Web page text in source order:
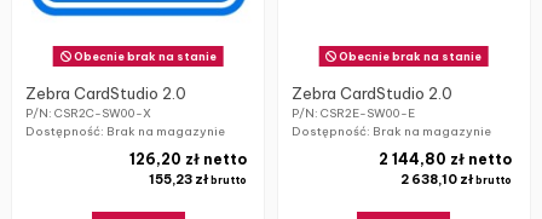
Obecnie brak na stanie
Zebra CardStudio 2.0
P/N: CSR2C-SW00-X
Dostępność: Brak na magazynie
155,23 zł brutto
126,20 zł netto
Obecnie brak na stanie
Zebra CardStudio 2.0
P/N: CSR2E-SW00-E
Dostępność: Brak na magazynie
2 638,10 złbrutto
2 144,80 zł netto